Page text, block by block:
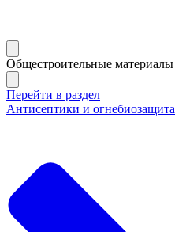
Общестроительные материалы
Перейти в раздел
Антисептики и огнебиозащита